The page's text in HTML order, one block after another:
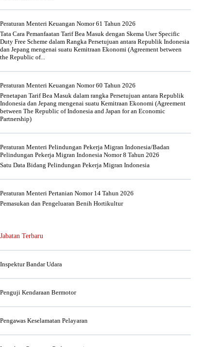
Peraturan Menteri Keuangan Nomor 61 Tahun 2026
Tata Cara Pemanfaatan Tarif Bea Masuk dengan Skema User Specific
Duty Free Scheme dalam Rangka Persetujuan antara Republik Indonesia
dan Jepang mengenai suatu Kemitraan Ekonomi (Agreement between
the Republic of...
Peraturan Menteri Keuangan Nomor 60 Tahun 2026
Penetapan Tarif Bea Masuk dalam rangka Persetujuan antara Republik
Indonesia dan Jepang mengenai suatu Kemitraan Ekonomi (Agreement
between The Republic of Indonesia and Japan for an Economic
Partnership)
Peraturan Menteri Pelindungan Pekerja Migran Indonesia/Badan
Pelindungan Pekerja Migran Indonesia Nomor 8 Tahun 2026
Satu Data Bidang Pelindungan Pekerja Migran Indonesia
Peraturan Menteri Pertanian Nomor 14 Tahun 2026
Pemasukan dan Pengeluaran Benih Hortikultur
Jabatan Terbaru
Inspektur Bandar Udara
Penguji Kendaraan Bermotor
Pengawas Keselamatan Pelayaran